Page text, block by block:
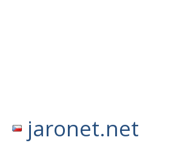
jaronet.net